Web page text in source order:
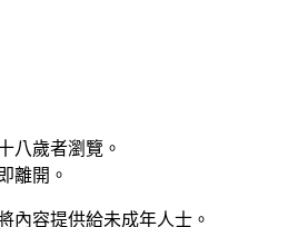
八歲者瀏覽。
離開。
內容提供給未成年人士。